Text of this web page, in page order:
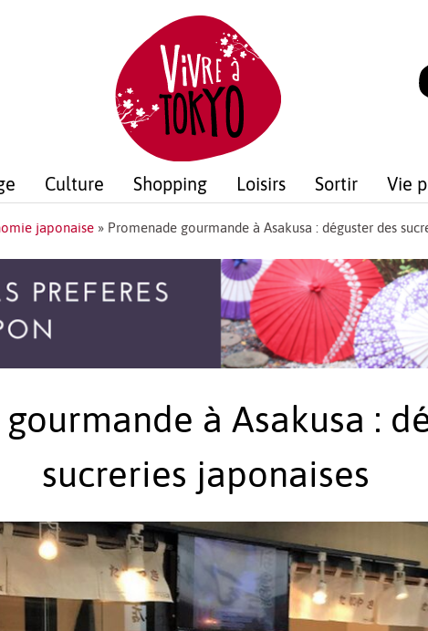
Culture Shopping Loisirs Sortir Vie
japonaise» Promenade gourmande à Asakusa : déguster des
à Asakusa :
sucreries japonaises